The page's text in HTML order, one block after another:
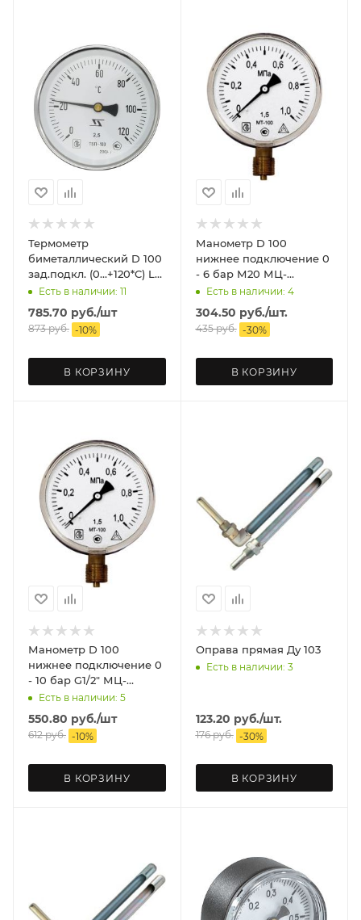
Термометр
биметаллический D 100
зад.подкл. (0...+120*C) L
50 ЗТП Минск
Есть в наличии: 11
785.70 руб./шт
873руб. -10%
В КОРЗИНУ
Манометр D 100
нижнее подключение 0
- 6 бар М20 МЦ-
БАГОРИЯ
Есть в наличии: 4
304.50 руб./шт.
435руб. -30%
В КОРЗИНУ
Манометр D 100
нижнее подключение 0
- 10 бар G1/2" МЦ-
БАГОРИЯ
Есть в наличии: 5
550.80 руб./шт
612руб. -10%
В КОРЗИНУ
Оправа прямая Ду 103
Есть в наличии: 3
123.20 руб./шт.
176руб. -30%
В КОРЗИНУ